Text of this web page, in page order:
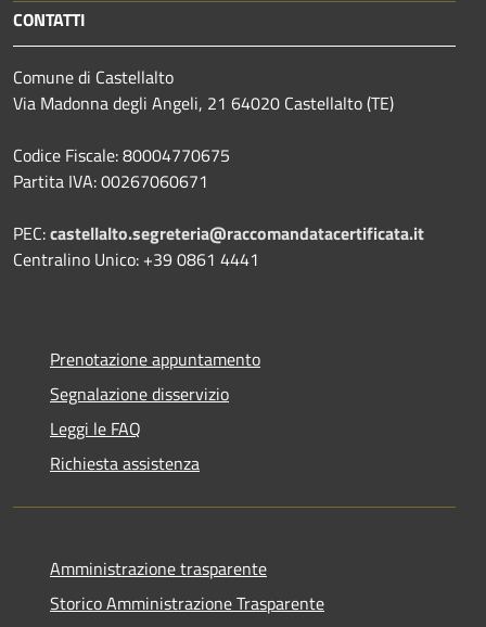
CONTATTI
Comune di Castellalto
Via Madonna degli Angeli, 21 64020 Castellalto (TE)
Codice Fiscale: 80004770675
Partita IVA: 00267060671
PEC:castellalto.segreteria@raccomandatacertificata.it
Centralino Unico: +39 0861 4441
Prenotazione appuntamento
Segnalazione disservizio
Leggi le FAQ
Richiesta assistenza
Amministrazione trasparente
Storico Amministrazione Trasparente